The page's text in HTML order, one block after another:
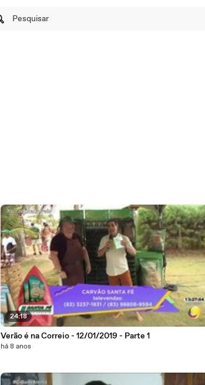
Pesquisar
24:18
Verão é na Correio - 12/01/2019 - Parte 1
há 8 anos